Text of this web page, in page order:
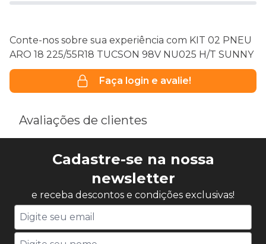
Conte-nos sobre sua experiência com KIT 02 PNEU
ARO 18 225/55R18 TUCSON 98V NU025 H/T SUNNY
Faça login e avalie!
Avaliações de clientes
Cadastre-se na nossa
newsletter
e receba descontos e condições exclusivas!